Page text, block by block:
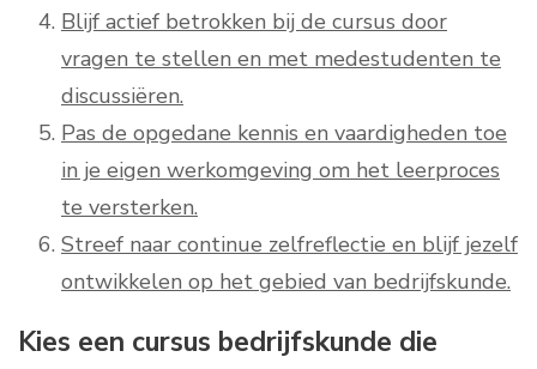
Blijf actief betrokken bij de cursus door
vragen te stellen en met medestudenten te
discussiëren.
Pas de opgedane kennis en vaardigheden toe
in je eigen werkomgeving om het leerproces
te versterken.
Streef naar continue zelfreflectie en blijf jezelf
ontwikkelen op het gebied van bedrijfskunde.
Kies een cursus bedrijfskunde die